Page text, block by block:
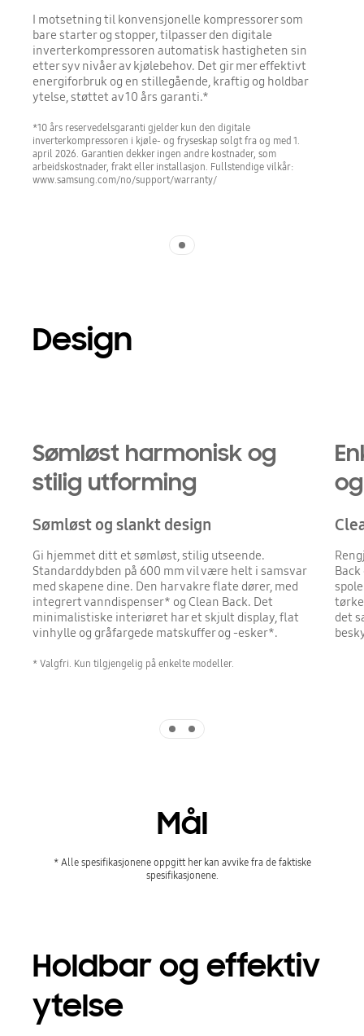
I motsetning til konvensjonelle kompressorer som
bare starter og stopper, tilpasser den digitale
inverterkompressoren automatisk hastigheten sin
etter syv nivåer av kjølebehov. Det gir mer effektivt
energiforbruk og en stillegående, kraftig og holdbar
ytelse, støttet av 10 års garanti.*
*10 års reservedelsgaranti gjelder kun den digitale
inverterkompressoren i kjøle- og fryseskap solgt fra og med 1.
april 2026. Garantien dekker ingen andre kostnader, som
arbeidskostnader, frakt eller installasjon. Fullstendige vilkår:
www.samsung.com/no/support/warranty/
Design
Sømløst harmonisk og
stilig utforming
Sømløst og slankt design
Gi hjemmet ditt et sømløst, stilig utseende.
Standarddybden på 600 mm vil være helt i samsvar
med skapene dine. Den har vakre flate dører, med
integrert vanndispenser* og Clean Back. Det
minimalistiske interiøret har et skjult display, flat
vinhylle og gråfargede matskuffer og -esker*.
* Valgfri. Kun tilgjengelig på enkelte modeller.
det
Mål
* Alle spesifikasjonene oppgitt her kan avvike fra de faktiske
spesifikasjonene.
Holdbar og effektiv
ytelse